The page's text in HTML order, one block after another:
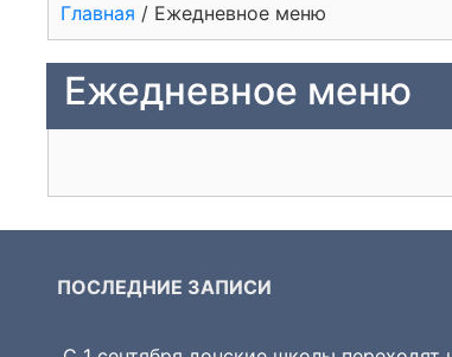
Главная / Ежедневное меню
Ежедневное меню
ПОСЛЕДНИЕ ЗАПИСИ